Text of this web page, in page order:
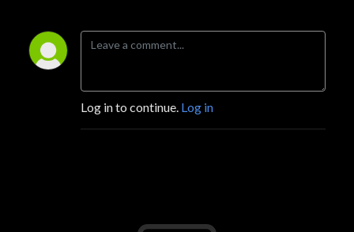
Log in to continue. Log in